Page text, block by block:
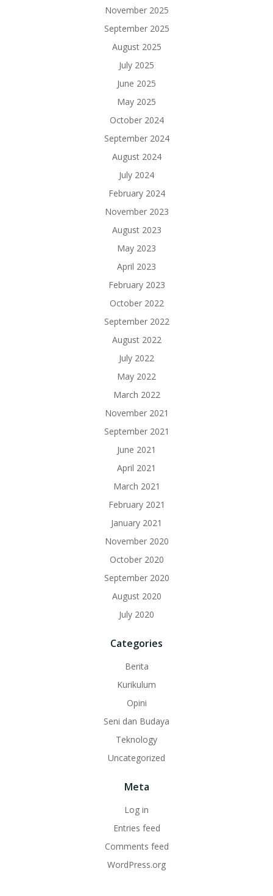
November 2025
September 2025
August 2025
July 2025
June 2025
May 2025
October 2024
September 2024
August 2024
July 2024
February 2024
November 2023
August 2023
May 2023
April 2023
February 2023
October 2022
September 2022
August 2022
July 2022
May 2022
March 2022
November 2021
September 2021
June 2021
April 2021
March 2021
February 2021
January 2021
November 2020
October 2020
September 2020
August 2020
July 2020
Categories
Berita
Kurikulum
Opini
Seni dan Budaya
Teknology
Uncategorized
Meta
Log in
Entries feed
Comments feed
WordPress.org